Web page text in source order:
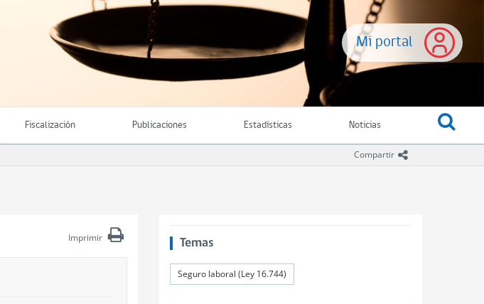
Mi portal
Fiscalización Publicaciones Estadísticas Noticias
Compartir icono compartir
Imprimir Temas
Seguro laboral (Ley 16.744)